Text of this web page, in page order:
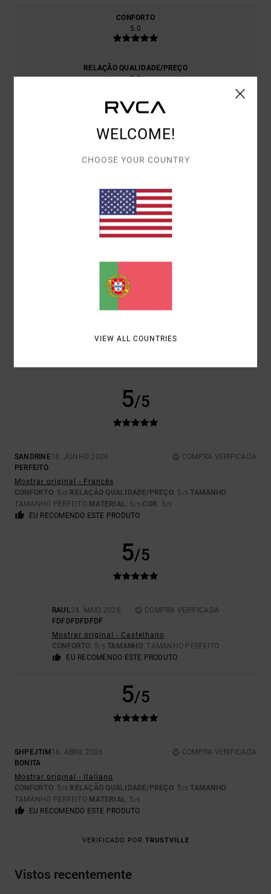
CONFORTO
5.0
RELAÇÃO QUALIDADE/PREÇO
5.0
MUITO PEQUENO
DEMASIADO GRANDE
5
RELAÇÃO QUALIDADE/PREÇO: 5
5/5
SANDRINE18. JUNHO 2026
COMPRA VERIFICADA
PERFEITO
Mostrar original - Francês
CONFORTO: 5 /5 RELAÇÃO QUALIDADE/PREÇO: 5 /5 TAMANHO:
TAMANHO PERFEITO MATERIAL: 5 /5 COR: 5/5
EU RECOMENDO ESTE PRODUTO
5/5
RAUL24. MAIO 2026
COMPRA VERIFICADA
FDFDFDFDFDF
Mostrar original - Castelhano
CONFORTO: 5/5 TAMANHO: TAMANHO PERFEITO
EU RECOMENDO ESTE PRODUTO
5/5
SHPEJTIM 16. ABRIL 2026
COMPRA VERIFICADA
BONITA
Mostrar original - Italiano
CONFORTO: 5 /5 RELAÇÃO QUALIDADE/PREÇO: 5 /5 TAMANHO:
TAMANHO PERFEITO MATERIAL: 5 /5
EU RECOMENDO ESTE PRODUTO
VERIFICADO POR TRUSTVILLE
Vistos recentemente
WELCOME!
CHOOSE YOUR COUNTRY
VIEW ALL COUNTRIES